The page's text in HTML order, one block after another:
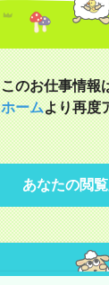
このお仕事情報
ホームより再度
あなたの閲